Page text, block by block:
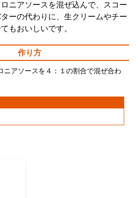
ニアソースを混ぜ込んで、スコー
ーの代わりに、生クリームやチー
もおいしいです。
作り方
ニアソースを４：１の割合で混ぜ合わ